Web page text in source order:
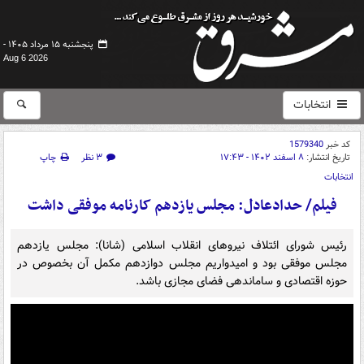
پنجشنبه ۱۵ مرداد ۱۴۰۵ -
Aug 6 2026
انتخابات
کد خبر1579340
تاریخ انتشار: ۸ اسفند ۱۴۰۲ - ۱۷:۴۳ ۳ نظر
چاپ
انتخابات
فیلم/ حدادعادل: مجلس یازدهم کارنامه موفقی داشت
رئیس شورای ائتلاف نیروهای انقلاب اسلامی (شانا): مجلس یازدهم
مجلس موفقی بود و امیدواریم مجلس دوازدهم مکمل آن بخصوص در
حوزه اقتصادی و ساماندهی فضای مجازی باشد.